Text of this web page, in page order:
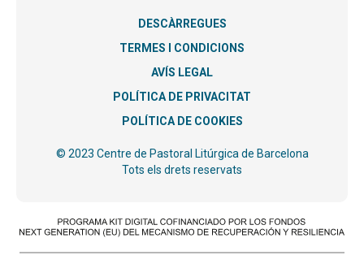
DESCÀRREGUES
TERMES I CONDICIONS
AVÍS LEGAL
POLÍTICA DE PRIVACITAT
POLÍTICA DE COOKIES
© 2023 Centre de Pastoral Litúrgica de Barcelona
Tots els drets reservats